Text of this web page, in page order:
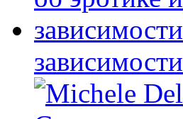
зависимости